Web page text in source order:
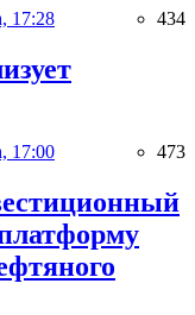
17:28 434
17:00 473